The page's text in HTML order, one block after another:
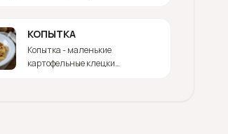
КОПЫТКА
Копытка - маленькие
картофельные клецки